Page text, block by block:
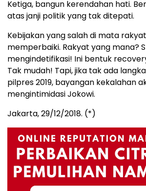
Ketiga, bangun kerendahan hati.
atas janji politik yang tak ditepati.
Kebijakan yang salah di mata
memperbaiki. Rakyat yang mana?
mengindetifikasi! Ini bentuk
Tak mudah! Tapi, jika tak ada
pilpres 2019, bayangan kekalahan
mengintimidasi Jokowi.
Jakarta, 29/12/2018. (*)